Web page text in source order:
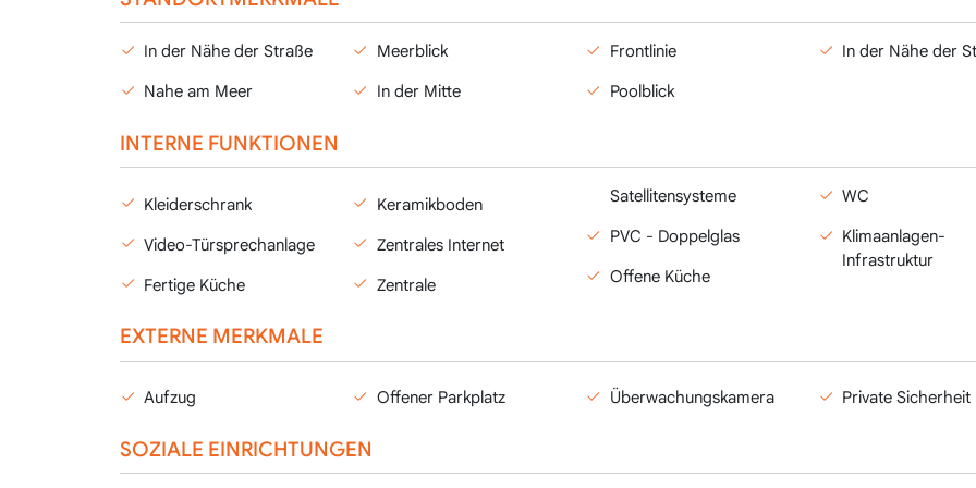
In der Nähe der Straße
Nahe am Meer
Meerblick
In der Mitte
Frontlinie
Poolblick
In der Nähe der
INTERNE FUNKTIONEN
Kleiderschrank
Video-Türsprechanlage
Fertige Küche
Keramikboden
Zentrales Internet
Zentrale
Satellitensysteme
PVC - Doppelglas
Offene Küche
WC
Klimaanlagen-
Infrastruktur
EXTERNE MERKMALE
Aufzug Offener Parkplatz Überwachungskamera Private Sicherheit
SOZIALE EINRICHTUNGEN